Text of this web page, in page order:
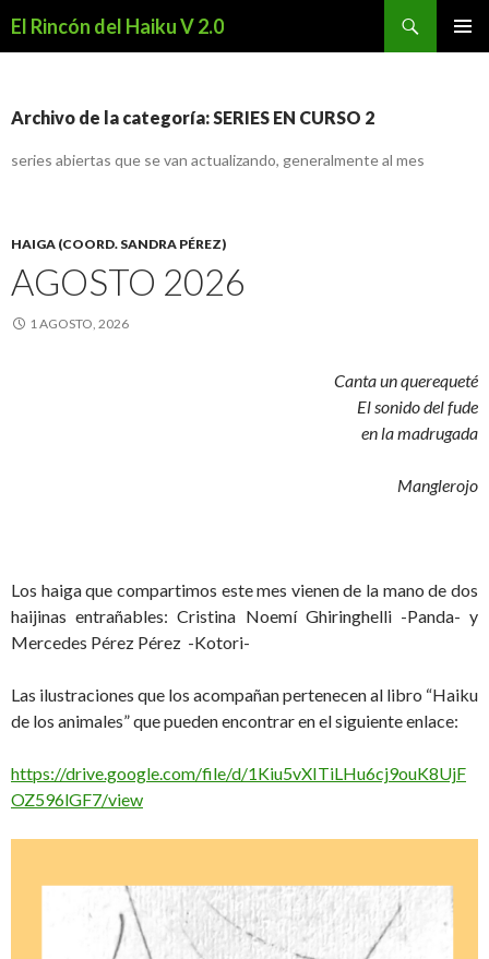
El Rincón del Haiku V 2.0
Archivo de la categoría: SERIES EN CURSO 2
series abiertas que se van actualizando, generalmente al mes
HAIGA (COORD. SANDRA PÉREZ)
AGOSTO 2026
1 AGOSTO, 2026
Canta un querequeté
El sonido del fude
en la madrugada
Manglerojo
Los haiga que compartimos este mes vienen de la mano de dos
haijinas entrañables: Cristina Noemí Ghiringhelli -Panda- y
Mercedes Pérez Pérez -Kotori-
Las ilustraciones que los acompañan pertenecen al libro “Haiku
de los animales” que pueden encontrar en el siguiente enlace:
https://drive.google.com/file/d/1Kiu5vXITiLHu6cj9ouK8UjF
OZ596lGF7/view